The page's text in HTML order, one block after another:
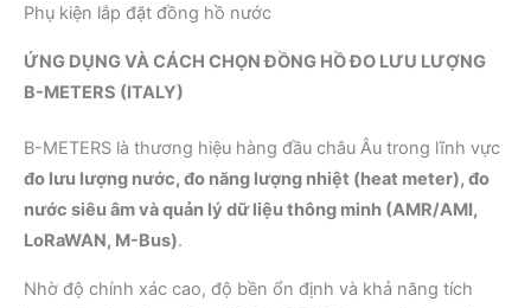
Phụ kiện lắp đặt đồng hồ nước
ỨNG DỤNG VÀ CÁCH CHỌN ĐỒNG HỒ ĐO LƯU LƯỢNG
B-METERS (ITALY)
B-METERS là thương hiệu hàng đầu châu Âu trong lĩnh vực
đo lưu lượng nước, đo năng lượng nhiệt (heat meter), đo
nước siêu âm và quản lý dữ liệu thông minh (AMR/AMI,
LoRaWAN, M-Bus).
Nhờ độ chính xác cao, độ bền ổn định và khả năng tích